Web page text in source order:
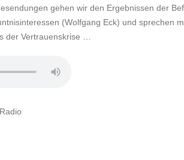
gehen wir den Ergebnissen der
(Wolfgang Eck) und sprechen
der Vertrauenskrise …